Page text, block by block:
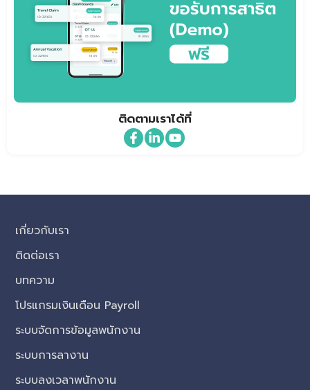
ติดตามเราได้ที่
เกี่ยวกับเรา
ติดต่อเรา
บทความ
โปรแกรมเงินเดือน Payroll
ระบบจัดการข้อมูลพนักงาน
ระบบการลางาน
ระบบลงเวลาพนักงาน